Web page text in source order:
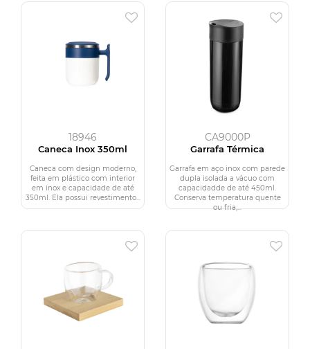
18946
Caneca Inox 350ml
Caneca com design moderno,
feita em plástico com interior
em inox e capacidade de até
350ml. Ela possui revestimento...
CA9000P
Garrafa Térmica
Garrafa em aço inox com parede
dupla isolada a vácuo com
capacidadde de até 450ml.
Conserva temperatura quente
ou fria,...